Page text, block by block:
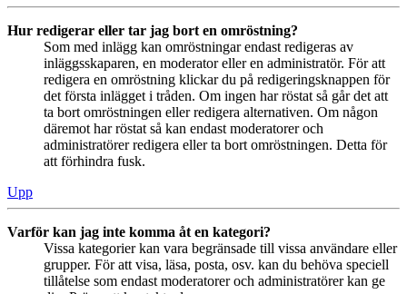
Hur redigerar eller tar jag bort en omröstning?
Som med inlägg kan omröstningar endast redigeras av
inläggsskaparen, en moderator eller en administratör. För att
redigera en omröstning klickar du på redigeringsknappen för
det första inlägget i tråden. Om ingen har röstat så går det att
ta bort omröstningen eller redigera alternativen. Om någon
däremot har röstat så kan endast moderatorer och
administratörer redigera eller ta bort omröstningen. Detta för
att förhindra fusk.
Upp
Varför kan jag inte komma åt en kategori?
Vissa kategorier kan vara begränsade till vissa användare eller
grupper. För att visa, läsa, posta, osv. kan du behöva speciell
tillåtelse som endast moderatorer och administratörer kan ge